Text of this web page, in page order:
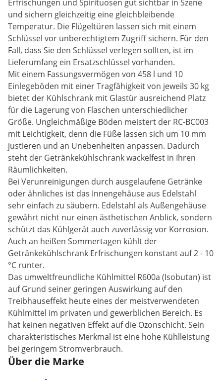
Erfrischungen und Spirituosen gut sichtbar in Szene
und sichern gleichzeitig eine gleichbleibende
Temperatur. Die Flügeltüren lassen sich mit einem
Schlüssel vor unberechtigtem Zugriff sichern. Für den
Fall, dass Sie den Schlüssel verlegen sollten, ist im
Lieferumfang ein Ersatzschlüssel vorhanden.
Mit einem Fassungsvermögen von 458 l und 10
Einlegeböden mit einer Tragfähigkeit von jeweils 30 kg
bietet der Kühlschrank mit Glastür ausreichend Platz
für die Lagerung von Flaschen unterschiedlicher
Größe. Ungleichmäßige Böden meistert der RC-BC003
mit Leichtigkeit, denn die Füße lassen sich um 10 mm
justieren und an Unebenheiten anpassen. Dadurch
steht der Getränkekühlschrank wackelfest in Ihren
Räumlichkeiten.
Bei Verunreinigungen durch ausgelaufene Getränke
oder ähnliches ist das Innengehäuse aus Edelstahl
sehr einfach zu säubern. Edelstahl als Außengehäuse
gewährt nicht nur einen ästhetischen Anblick, sondern
schützt das Kühlgerät auch zuverlässig vor Korrosion.
Auch an heißen Sommertagen kühlt der
Getränkekühlschrank Erfrischungen konstant auf 2 - 10
°C runter.
Das umweltfreundliche Kühlmittel R600a (Isobutan) ist
auf Grund seiner geringen Auswirkung auf den
Treibhauseffekt heute eines der meistverwendeten
Kühlmittel im privaten und gewerblichen Bereich. Es
hat keinen negativen Effekt auf die Ozonschicht. Sein
charakteristisches Merkmal ist eine hohe Kühlleistung
bei geringem Stromverbrauch.
Über die Marke